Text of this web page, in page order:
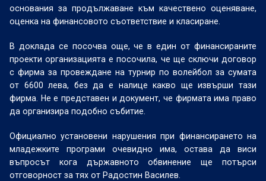
основания за продължаване към качествено оценяване,
оценка на финансовото съответствие и класиране.
В доклада се посочва още, че в един от финансираните
проекти организацията е посочила, че ще сключи договор
с фирма за провеждане на турнир по волейбол за сумата
от 6600 лева, без да е налице какво ще извърши тази
фирма. Не е представен и документ, че фирмата има право
да организира подобно събитие.
Официално установени нарушения при финансирането на
младежките програми очевидно има, остава да виси
въпросът кога държавното обвинение ще потърси
отговорност за тях от Радостин Василев.